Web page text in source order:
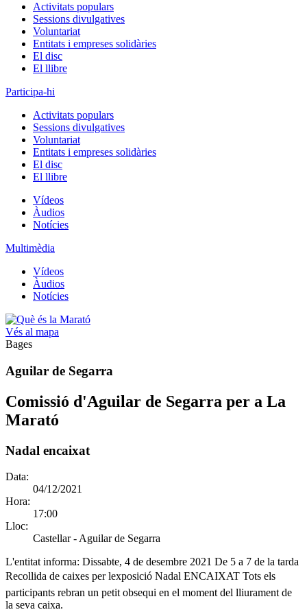
Activitats populars
Sessions divulgatives
Voluntariat
Entitats i empreses solidàries
El disc
El llibre
Participa-hi
Activitats populars
Sessions divulgatives
Voluntariat
Entitats i empreses solidàries
El disc
El llibre
Vídeos
Àudios
Notícies
Multimèdia
Vídeos
Àudios
Notícies
Vés al mapa
Bages
Aguilar de Segarra
Comissió d'Aguilar de Segarra per a La
Marató
Nadal encaixat
Data:
04/12/2021
Hora:
17:00
Lloc:
Castellar - Aguilar de Segarra
L'entitat informa: Dissabte, 4 de desembre 2021 De 5 a 7 de la tarda
Recollida de caixes per lexposició Nadal ENCAIXAT Tots els
participants rebran un petit obsequi en el moment del lliurament de
la seva caixa.